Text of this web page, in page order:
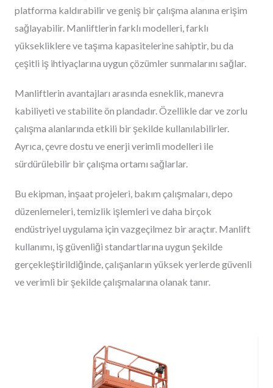
platforma kaldırabilir ve geniş bir çalışma alanına erişim
sağlayabilir. Manliftlerin farklı modelleri, farklı
yüksekliklere ve taşıma kapasitelerine sahiptir, bu da
çeşitli iş ihtiyaçlarına uygun çözümler sunmalarını sağlar.
Manliftlerin avantajları arasında esneklik, manevra
kabiliyeti ve stabilite ön plandadır. Özellikle dar ve zorlu
çalışma alanlarında etkili bir şekilde kullanılabilirler.
Ayrıca, çevre dostu ve enerji verimli modelleri ile
sürdürülebilir bir çalışma ortamı sağlarlar.
Bu ekipman, inşaat projeleri, bakım çalışmaları, depo
düzenlemeleri, temizlik işlemleri ve daha birçok
endüstriyel uygulama için vazgeçilmez bir araçtır. Manlift
kullanımı, iş güvenliği standartlarına uygun şekilde
gerçekleştirildiğinde, çalışanların yüksek yerlerde güvenli
ve verimli bir şekilde çalışmalarına olanak tanır.